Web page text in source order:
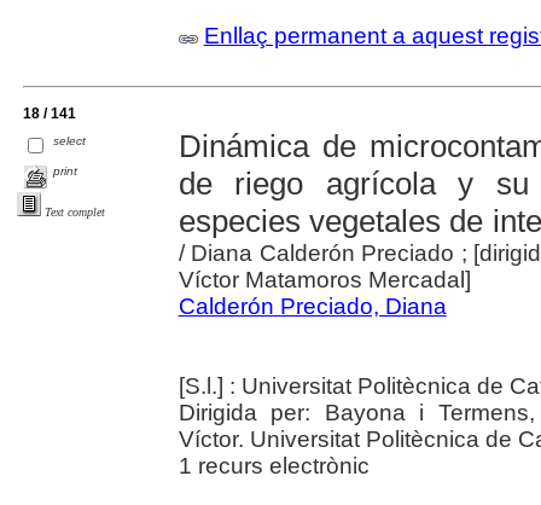
Enllaç permanent a aquest
18 / 141
select
print
Text complet
Dinámica de
de riego agrícola y su
especies vegetales de
/ Diana Calderón Preciado ;
Víctor Matamoros Mercadal]
Calderón Preciado, Diana
[S.l.] : Universitat Politècnica de
Dirigida per: Bayona i
Víctor. Universitat Politècnica de
1 recurs electrònic